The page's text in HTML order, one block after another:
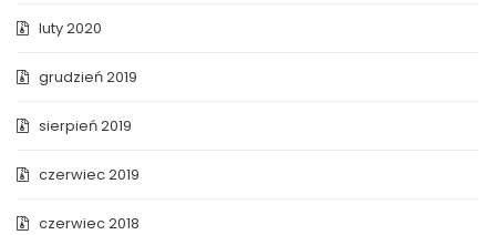
luty 2020
grudzień 2019
sierpień 2019
czerwiec 2019
czerwiec 2018